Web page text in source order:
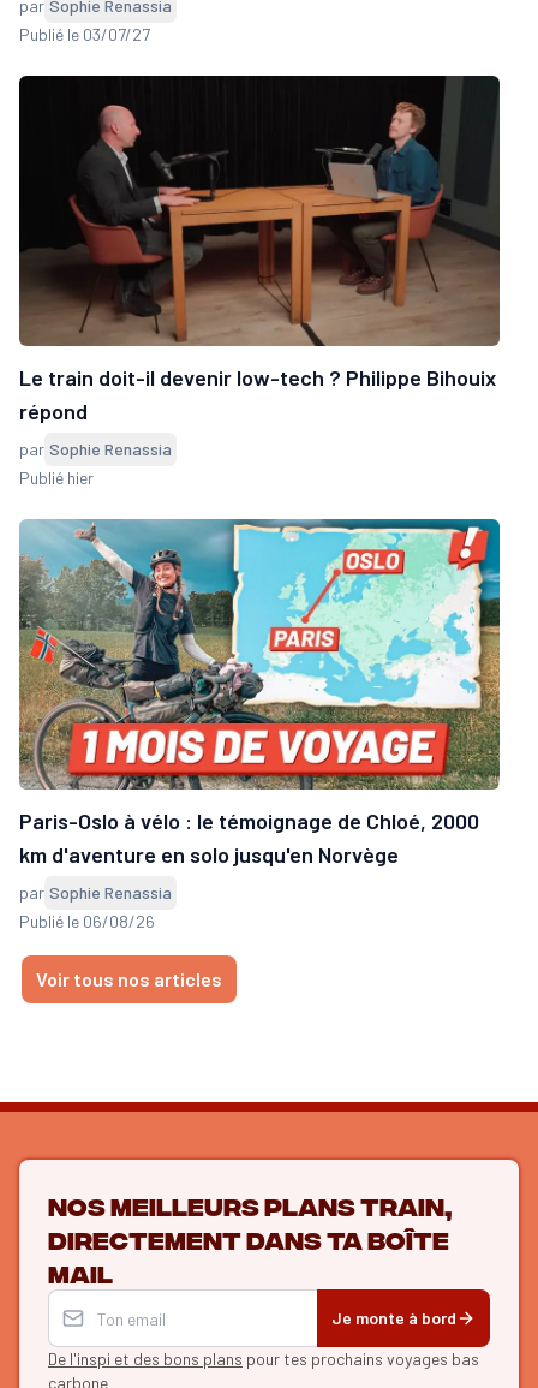
par Sophie Renassia
Publié le 03/07/27
Le train doit-il devenir low-tech ? Philippe Bihouix
répond
par Sophie Renassia
Publié hier
Paris-Oslo à vélo : le témoignage de Chloé, 2000
km d'aventure en solo jusqu'en Norvège
par Sophie Renassia
Publié le 06/08/26
Voir tous nos articles
Nos meilleurs plans train,
directement dans ta boîte
mail
Je monte à bord
De l'inspi et des bons plans pour tes prochains voyages bas
carbone